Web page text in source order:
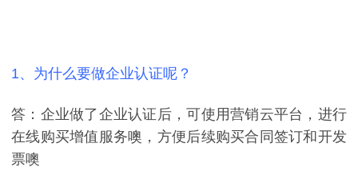
1、为什么要做企业认证呢？
答：企业做了企业认证后，可使用营销云平台，进行
在线购买增值服务噢，方便后续购买合同签订和开发
票噢